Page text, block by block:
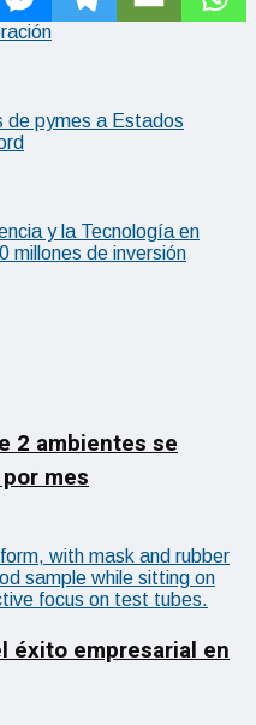
de pymes a Estados
y la Tecnología en
millones de inversión
2 ambientes se
mes
éxito empresarial en